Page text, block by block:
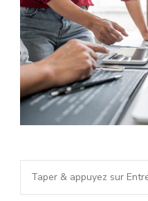
Vous
recherchiez